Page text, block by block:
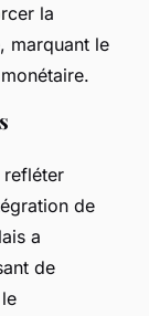
la
marquant le
refléter
de
a
de